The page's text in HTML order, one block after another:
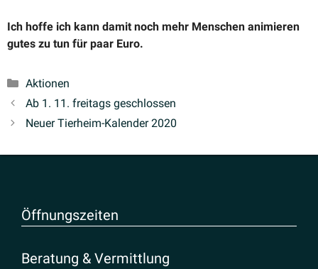
Ich hoffe ich kann damit noch mehr Menschen animieren
gutes zu tun für paar Euro.
Kategorien
Aktionen
Ab 1. 11. freitags geschlossen
Neuer Tierheim-Kalender 2020
Öffnungs­zeiten
Beratung & Vermittlung